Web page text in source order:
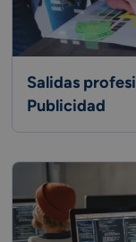
Salidas
Publicidad